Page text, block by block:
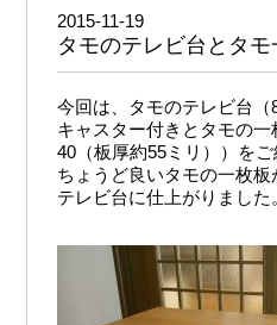
2015-11-19
タモのテレビ台とタ
今回は、タモのテレビ台（
キャスター付きとタモの一
40（板厚約55ミリ））をご
ちょうど良いタモの一枚
テレビ台に仕上がりました